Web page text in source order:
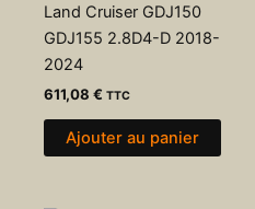
Land Cruiser GDJ150
GDJ155 2.8D4-D 2018-
2024
611,08 € TTC
Ajouter au panier